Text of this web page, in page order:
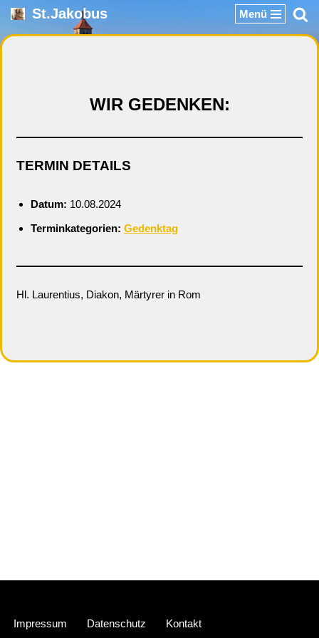
Zum
St.Jakobus Menü
WIR GEDENKEN:
TERMIN DETAILS
Datum: 10.08.2024
Terminkategorien: Gedenktag
Hl. Laurentius, Diakon, Märtyrer in Rom
Impressum Datenschutz Kontakt